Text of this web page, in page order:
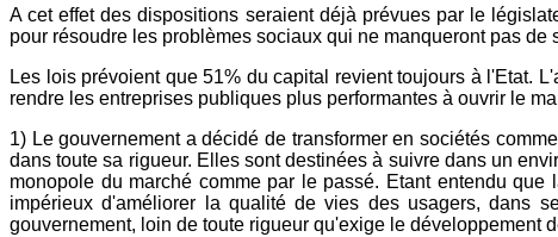
A cet effet des dispositions seraient déjà prévues par le
pour résoudre les problèmes sociaux qui ne manqueront pas
Les lois prévoient que 51% du capital revient toujours à l'Etat.
rendre les entreprises publiques plus performantes à ouvrir le
1) Le gouvernement a décidé de transformer en sociétés
dans toute sa rigueur. Elles sont destinées à suivre dans un
monopole du marché comme par le passé. Etant entendu
impérieux d'améliorer la qualité de vies des usagers, dans
gouvernement, loin de toute rigueur qu'exige le développement